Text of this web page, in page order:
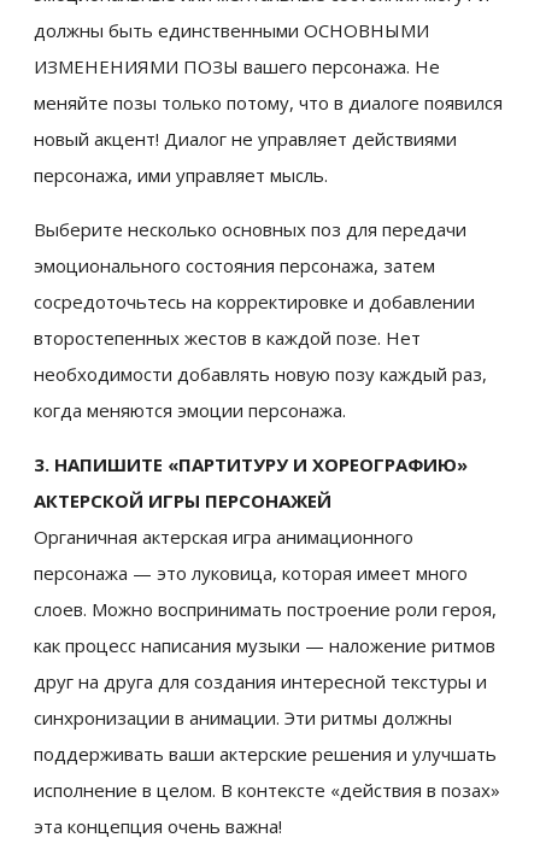
должны быть единственными ОСНОВНЫМИ
ИЗМЕНЕНИЯМИ ПОЗЫ вашего персонажа. Не
меняйте позы только потому, что в диалоге появился
новый акцент! Диалог не управляет действиями
персонажа, ими управляет мысль.
Выберите несколько основных поз для передачи
эмоционального состояния персонажа, затем
сосредоточьтесь на корректировке и добавлении
второстепенных жестов в каждой позе. Нет
необходимости добавлять новую позу каждый раз,
когда меняются эмоции персонажа.
3. НАПИШИТЕ «ПАРТИТУРУ И ХОРЕОГРАФИЮ»
АКТЕРСКОЙ ИГРЫ ПЕРСОНАЖЕЙ
Органичная актерская игра анимационного
персонажа — это луковица, которая имеет много
слоев. Можно воспринимать построение роли героя,
как процесс написания музыки — наложение ритмов
друг на друга для создания интересной текстуры и
синхронизации в анимации. Эти ритмы должны
поддерживать ваши актерские решения и улучшать
исполнение в целом. В контексте «действия в позах»
эта концепция очень важна!